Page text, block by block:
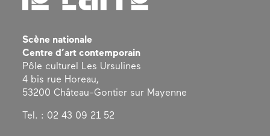
Scène nationale
Centre d’art contemporain
Pôle culturel Les Ursulines
4 bis rue Horeau,
53200 Château-Gontier sur Mayenne
Tel. : 02 43 09 21 52